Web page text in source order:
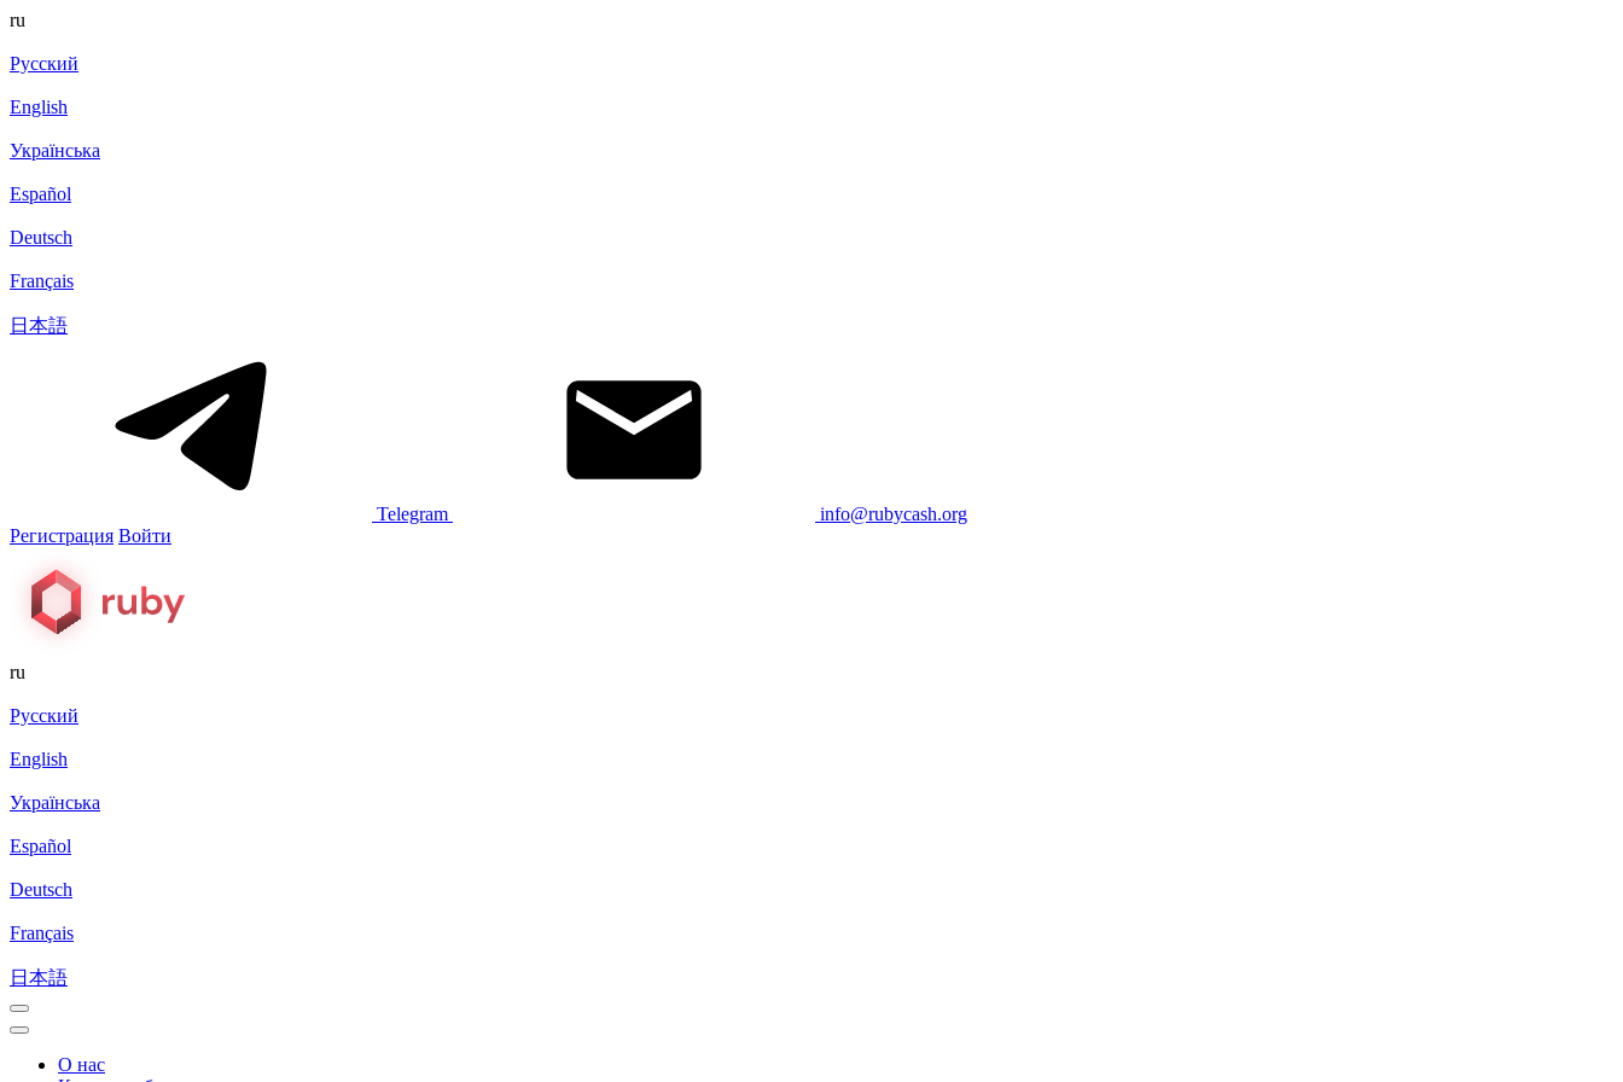
ru
Русский
English
Українська
Español
Deutsch
Français
日本語
Telegram
info@rubycash.org
Регистрация Войти
ru
Русский
English
Українська
Español
Deutsch
Français
日本語
О нас